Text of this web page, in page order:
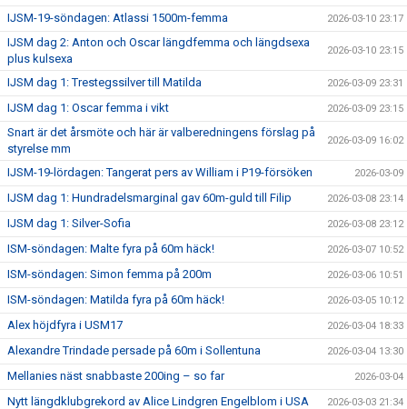
IJSM-19-söndagen: Atlassi 1500m-femma 2026-03-10 23:17
IJSM dag 2: Anton och Oscar längdfemma och längdsexa
plus kulsexa
2026-03-10 23:15
IJSM dag 1: Trestegssilver till Matilda 2026-03-09 23:31
IJSM dag 1: Oscar femma i vikt 2026-03-09 23:15
Snart är det årsmöte och här är valberedningens förslag på
styrelse mm
2026-03-09 16:02
IJSM-19-lördagen: Tangerat pers av William i P19-försöken 2026-03-09
IJSM dag 1: Hundradelsmarginal gav 60m-guld till Filip 2026-03-08 23:14
IJSM dag 1: Silver-Sofia 2026-03-08 23:12
ISM-söndagen: Malte fyra på 60m häck! 2026-03-07 10:52
ISM-söndagen: Simon femma på 200m 2026-03-06 10:51
ISM-söndagen: Matilda fyra på 60m häck! 2026-03-05 10:12
Alex höjdfyra i USM17 2026-03-04 18:33
Alexandre Trindade persade på 60m i Sollentuna 2026-03-04 13:30
Mellanies näst snabbaste 200ing – so far 2026-03-04
Nytt längdklubgrekord av Alice Lindgren Engelblom i USA 2026-03-03 21:34